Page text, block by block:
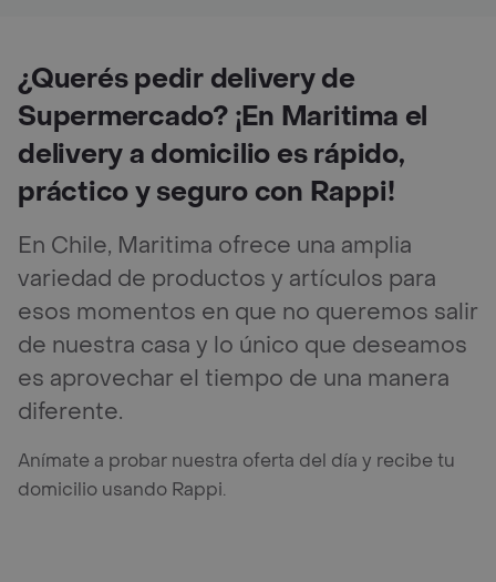
¿Querés pedir delivery de
Supermercado? ¡En Maritima el
delivery a domicilio es rápido,
práctico y seguro con Rappi!
En Chile, Maritima ofrece una amplia
variedad de productos y artículos para
esos momentos en que no queremos salir
de nuestra casa y lo único que deseamos
es aprovechar el tiempo de una manera
diferente.
Anímate a probar nuestra oferta del día y recibe tu
domicilio usando Rappi.